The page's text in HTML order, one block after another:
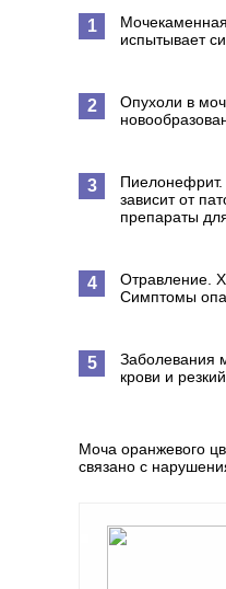
испытывает
Опухоли в
Пиелонефрит.
зависит от
препараты
Отравление.
Симптомы
Заболевания
крови и
Моча оранжевого
связано с